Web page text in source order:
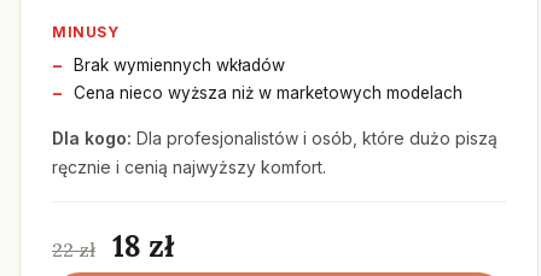
MINUSY
Brak wymiennych wkładów
Cena nieco wyższa niż w marketowych modelach
Dla kogo: Dla profesjonalistów i osób, które dużo piszą
ręcznie i cenią najwyższy komfort.
22 zł 18 zł